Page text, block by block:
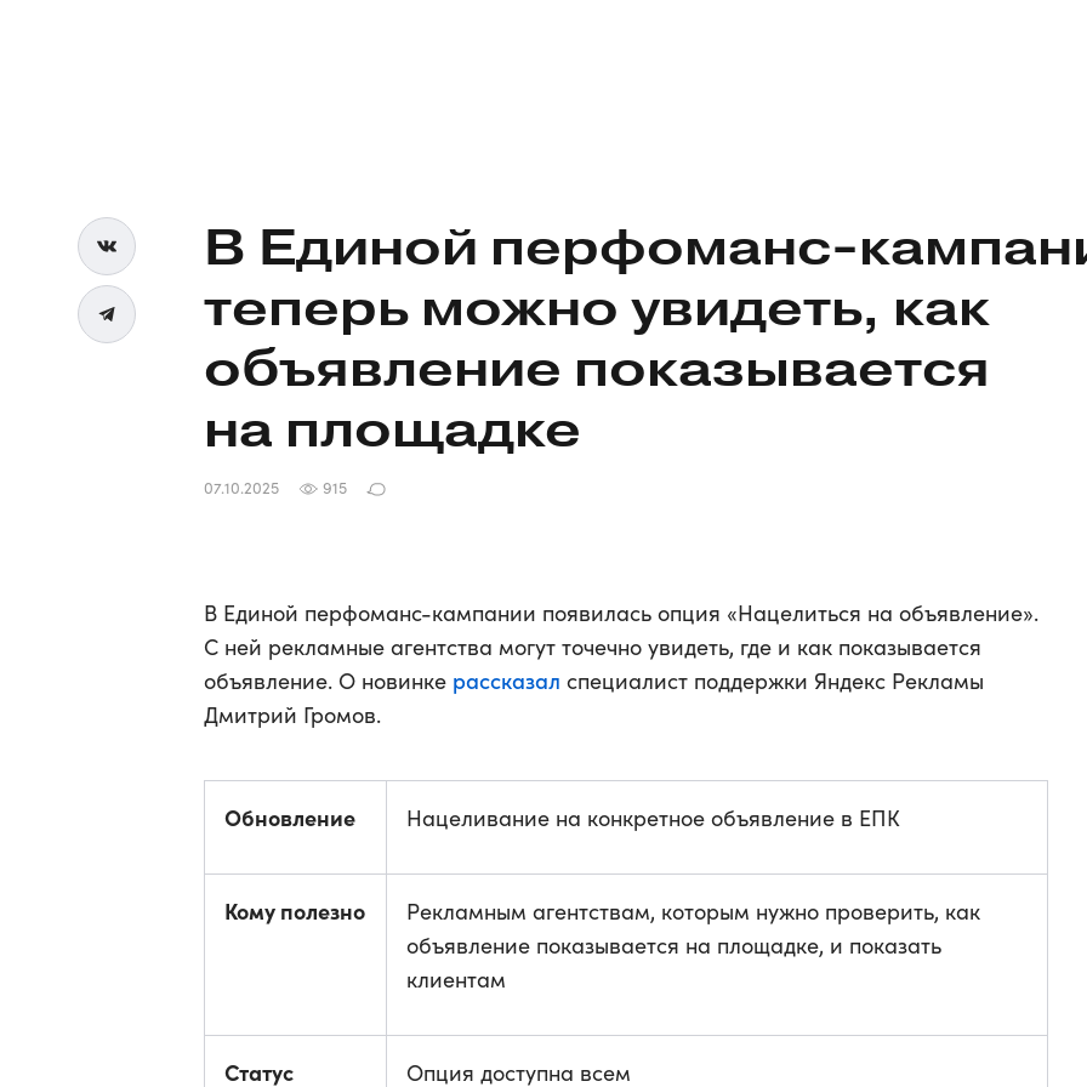
В Единой перфоманс-
теперь можно увидеть, как
объявление показывается
на площадке
07.10.2025 915
В Единой перфоманс-кампании появилась опция «Нацелиться на объявление».
С ней рекламные агентства могут точечно увидеть, где и как показывается
объявление. О новинке рассказал специалист поддержки Яндекс Рекламы
Дмитрий Громов.
Обновление Нацеливание на конкретное объявление в ЕПК
Кому полезно
Рекламным агентствам, которым нужно проверить, как
объявление показывается на площадке, и показать
клиентам
Статус Опция доступна всем